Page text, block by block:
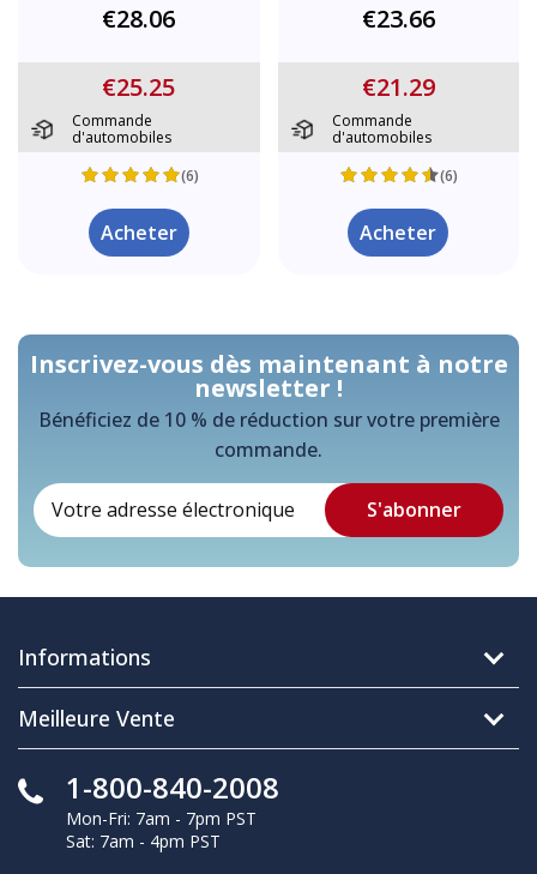
€28.06
€25.25
Commande
d'automobiles
(6)
Acheter
€23.66
€21.29
Commande
d'automobiles
(6)
Acheter
Inscrivez-vous dès maintenant à notre
newsletter !
Bénéficiez de 10 % de réduction sur votre première
commande.
Informations
Meilleure Vente
1-800-840-2008
Mon-Fri: 7am - 7pm PST
Sat: 7am - 4pm PST